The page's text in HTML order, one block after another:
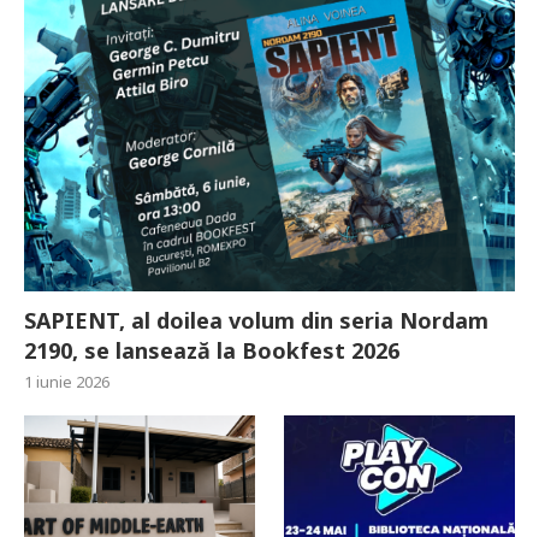
SAPIENT, al doilea volum din seria Nordam
2190, se lansează la Bookfest 2026
1 iunie 2026